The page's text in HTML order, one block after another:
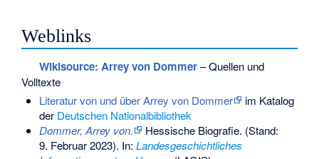
Weblinks
Wikisource: Arrey von Dommer– Quellen und
Volltexte
Literatur von und über Arrey von Dommer
im Katalog
der Deutschen Nationalbibliothek
Dommer, Arrey von.
Hessische Biografie. (Stand:
9. Februar 2023). In: Landesgeschichtliches